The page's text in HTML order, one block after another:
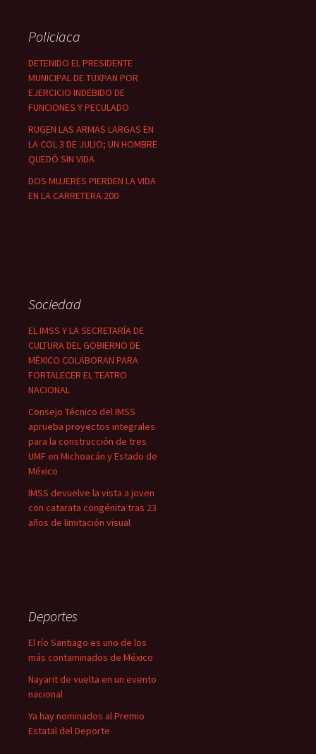
Policiaca
DETENIDO EL PRESIDENTE
MUNICIPAL DE TUXPAN POR
EJERCICIO INDEBIDO DE
FUNCIONES Y PECULADO
RUGEN LAS ARMAS LARGAS EN
LA COL 3 DE JULIO; UN HOMBRE
QUEDÓ SIN VIDA
DOS MUJERES PIERDEN LA VIDA
EN LA CARRETERA 200
Sociedad
EL IMSS Y LA SECRETARÍA DE
CULTURA DEL GOBIERNO DE
MÉXICO COLABORAN PARA
FORTALECER EL TEATRO
NACIONAL
Consejo Técnico del IMSS
aprueba proyectos integrales
para la construcción de tres
UMF en Michoacán y Estado de
México
IMSS devuelve la vista a joven
con catarata congénita tras 23
años de limitación visual
Deportes
El río Santiago es uno de los
más contaminados de México
Nayarit de vuelta en un evento
nacional
Ya hay nominados al Premio
Estatal del Deporte